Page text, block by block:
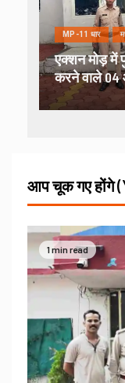
MP-11 धार
एक्शन मोड़ में
करने वाले 04
आप चूक गए होंगे
1 min read